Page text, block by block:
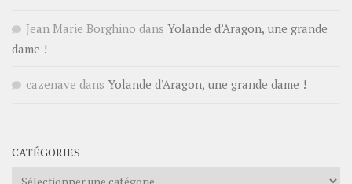
Jean Marie Borghino dans Yolande d’Aragon, une grande
dame !
cazenave dans Yolande d’Aragon, une grande dame !
CATÉGORIES
Catégories